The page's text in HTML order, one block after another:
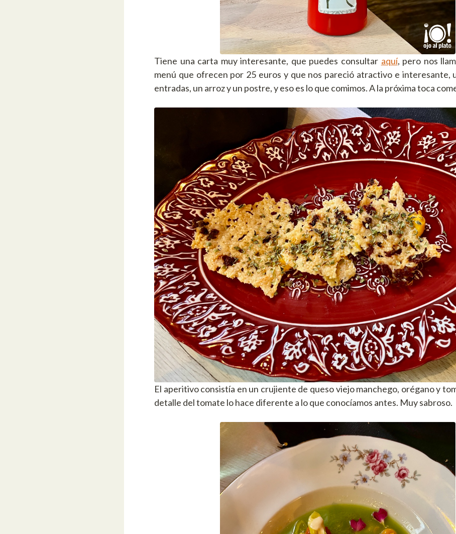
Tiene una carta muy interesante, que puedes consultar aquí, pero nos
menú que ofrecen por 25 euros y que nos pareció atractivo e interesante,
entradas, un arroz y un postre, y eso es lo que comimos. A la próxima toca
El aperitivo consistía en un crujiente de queso viejo manchego, orégano y
detalle del tomate lo hace diferente a lo que conocíamos antes. Muy sabroso.